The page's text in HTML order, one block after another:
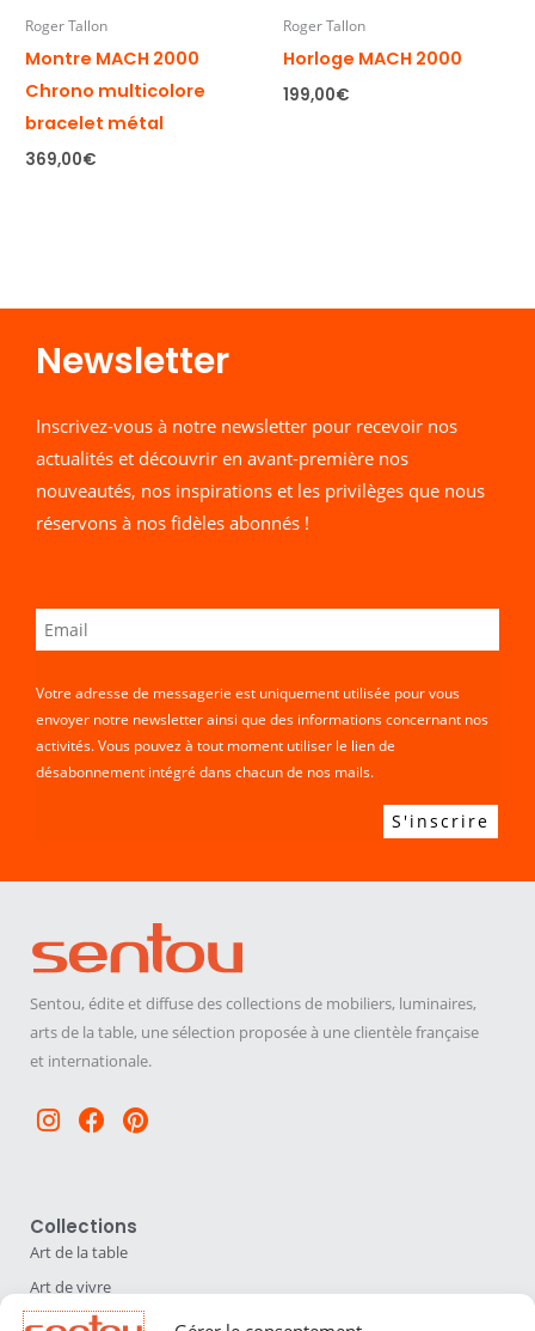
Roger Tallon
Montre MACH 2000
Chrono multicolore
bracelet métal
369,00€
Roger Tallon
Horloge MACH 2000
199,00€
Newsletter​
Inscrivez-vous à notre newsletter pour recevoir nos
actualités et découvrir en avant-première nos
nouveautés, nos inspirations et les privilèges que nous
réservons à nos fidèles abonnés !
Votre adresse de messagerie est uniquement utilisée pour vous
envoyer notre newsletter ainsi que des informations concernant nos
activités. Vous pouvez à tout moment utiliser le lien de
désabonnement intégré dans chacun de nos mails.
Sentou, édite et diffuse des collections de mobiliers, luminaires,
arts de la table, une sélection proposée à une clientèle française
et internationale.
Instagram
Facebook
Pinterest
Collections
Art de la table
Art de vivre
Déco